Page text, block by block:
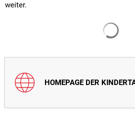
weiter.
HOMEPAGE DER